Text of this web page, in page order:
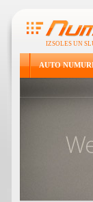
IZSOLES UN
AUTO